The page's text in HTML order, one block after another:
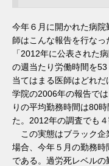
今年６月に開かれた病
師はこんな報告を行なっ
「2012年に公表された
の週当たり労働時間を
当てはまる医師はどれ
学院の2006年の報告で
りの平均勤務時間は80
た。2012年の調査でも
この実態はブラック企
場合、今年５月の勤務
である。過労死レベル